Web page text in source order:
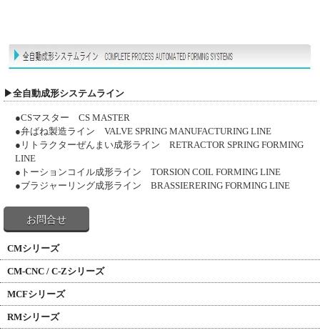
▶全自動成形システムライン
●CSマスター CS MASTER
●弁ばね製造ライン VALVE SPRING MANUFACTURING LINE
●リトラクターぜんまい成形ライン RETRACTOR SPRING FORMING
LINE
●トーションコイル成形ライン TORSION COIL FORMING LINE
●ブラジャーリング成形ライン BRASSIERERING FORMING LINE
お問合せ
CMシリーズ
CM-CNC / C-Zシリーズ
MCFシリーズ
RMシリーズ